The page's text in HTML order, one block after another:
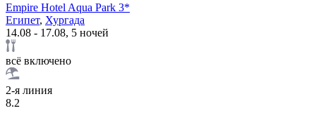
Empire Hotel Aqua Park 3*
Египет, Хургада
14.08 - 17.08, 5 ночей
всё включено
2-я линия
8.2